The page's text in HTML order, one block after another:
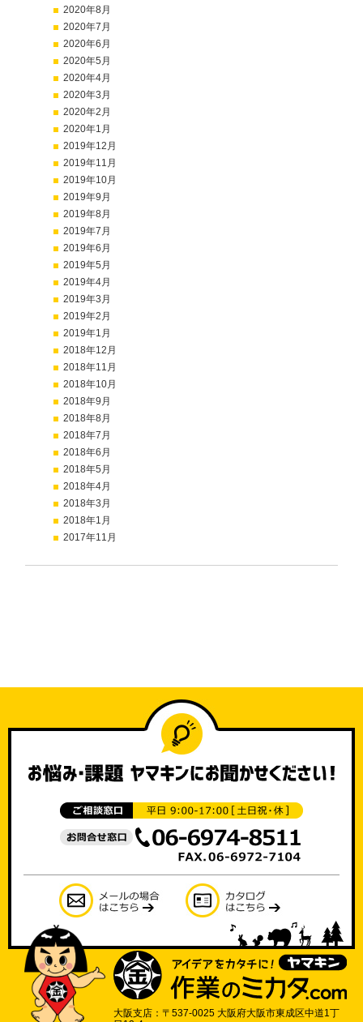
2020年8月
2020年7月
2020年6月
2020年5月
2020年4月
2020年3月
2020年2月
2020年1月
2019年12月
2019年11月
2019年10月
2019年9月
2019年8月
2019年7月
2019年6月
2019年5月
2019年4月
2019年3月
2019年2月
2019年1月
2018年12月
2018年11月
2018年10月
2018年9月
2018年8月
2018年7月
2018年6月
2018年5月
2018年4月
2018年3月
2018年1月
2017年11月
大阪支店：〒537-0025 大阪府大阪市東成区中道1丁